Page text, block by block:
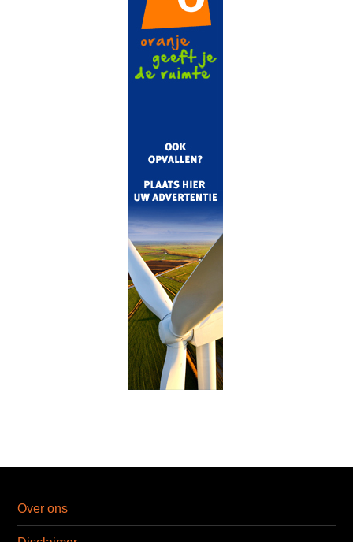
Over ons